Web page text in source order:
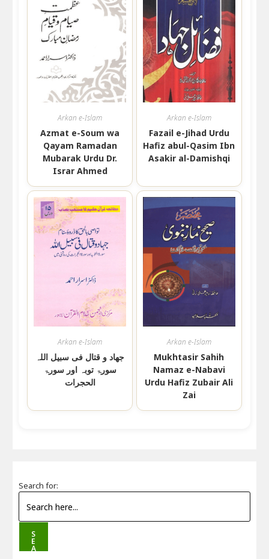
Arkan e-Islam
Azmat e-Soum wa
Qayam Ramadan
Mubarak Urdu Dr.
Israr Ahmed
Arkan e-Islam
Fazail e-Jihad Urdu
Hafiz abul-Qasim Ibn
Asakir al-Damishqi
Arkan e-Islam
جھاد و قتال فی سبیل اللہ
سورۃ توبہ اور سورۃ
الحجرات
Arkan e-Islam
Mukhtasir Sahih
Namaz e-Nabavi
Urdu Hafiz Zubair Ali
Zai
Search for:
S
E
A